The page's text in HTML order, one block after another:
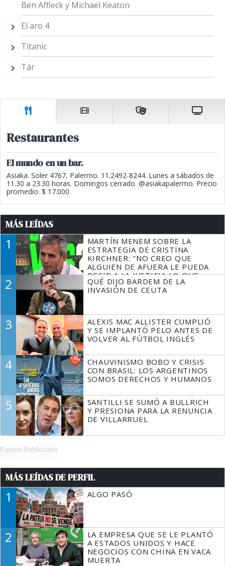
Ben Affleck y Michael Keaton
El aro 4
Titanic
Tár
Restaurantes
El mundo en un bar.
Asiaka. Soler 4767, Palermo. 11.2492-8244. Lunes a sábados de
11.30 a 23.30 horas. Domingos cerrado. @asiakapalermo. Precio
promedio: $ 17.000.
MÁS LEÍDAS
1
MARTÍN MENEM SOBRE LA
ESTRATEGIA DE CRISTINA
KIRCHNER: "NO CREO QUE
ALGUIEN DE AFUERA LE PUEDA
DECIR A LA JUSTICIA LO QUE
TIENE QUE HACER"
2
QUÉ DIJO BARDEM DE LA
INVASIÓN DE CEUTA
3
ALEXIS MAC ALLISTER CUMPLIÓ
Y SE IMPLANTÓ PELO ANTES DE
VOLVER AL FÚTBOL INGLÉS
4
CHAUVINISMO BOBO Y CRISIS
CON BRASIL: LOS ARGENTINOS
SOMOS DERECHOS Y HUMANOS
5
SANTILLI SE SUMÓ A BULLRICH
Y PRESIONA PARA LA RENUNCIA
DE VILLARRUEL
Espacio Publicitario
MÁS LEÍDAS DE PERFIL
1 ALGO PASÓ
2
LA EMPRESA QUE SE LE PLANTÓ
A ESTADOS UNIDOS Y HACE
NEGOCIOS CON CHINA EN VACA
MUERTA